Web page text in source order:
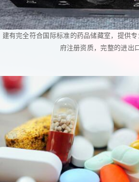
建有完全符合国际标准的药品储藏室，提供
府注册资质，完整的进出